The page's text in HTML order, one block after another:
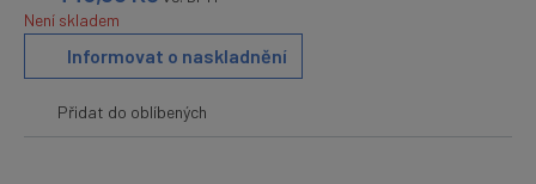
Není skladem
Informovat o naskladnění
Přidat do oblíbených